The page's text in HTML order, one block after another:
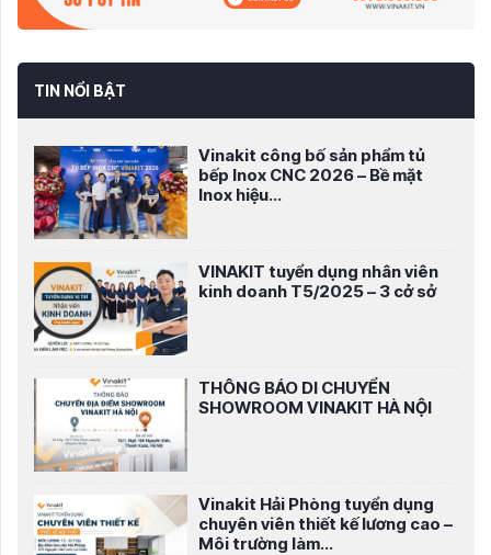
TIN NỔI BẬT
Vinakit công bố sản phẩm tủ
bếp Inox CNC 2026 – Bề mặt
Inox hiệu...
VINAKIT tuyển dụng nhân viên
kinh doanh T5/2025 – 3 cở sở
THÔNG BÁO DI CHUYỂN
SHOWROOM VINAKIT HÀ NỘI
Vinakit Hải Phòng tuyển dụng
chuyên viên thiết kế lương cao –
Môi trường làm...